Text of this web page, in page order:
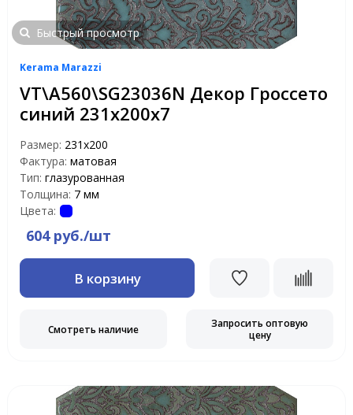
Быстрый просмотр
Kerama Marazzi
VT\A560\SG23036N Декор Гроссето
синий 231х200х7
Размер: 231х200
Фактура: матовая
Тип: глазурованная
Толщина: 7 мм
Цвета:
604 руб./шт
В корзину
Смотреть наличие
Запросить оптовую
цену